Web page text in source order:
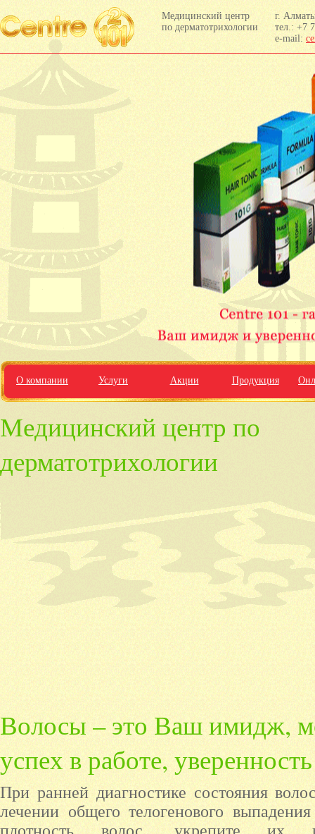
Медицинский центр
по дерматотрихологии
г.
тел.: +7
e-mail:
О компании Услуги Акции Продукция
Медицинский центр по
дерматотрихологии
Волосы – это Ваш имидж,
успех в работе,
При ранней диагностике состояния
лечении общего телогенового